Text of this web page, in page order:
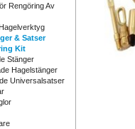
Rengöring Av
& Satser
Kit
Stänger
Hagelstänger
Universalsatser